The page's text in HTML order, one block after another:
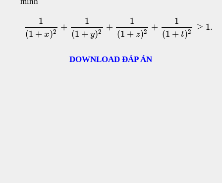
1
(1 + x)2 +
1
(1 + y)2 +
1
(1 + z)2 +
1
(1 + t)2 ≥ 1.
DOWNLOAD ĐÁP ÁN